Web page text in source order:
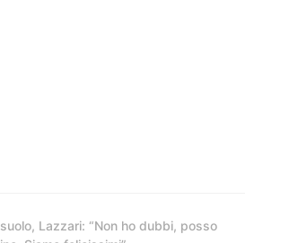
Lazzari: “Non ho dubbi, posso